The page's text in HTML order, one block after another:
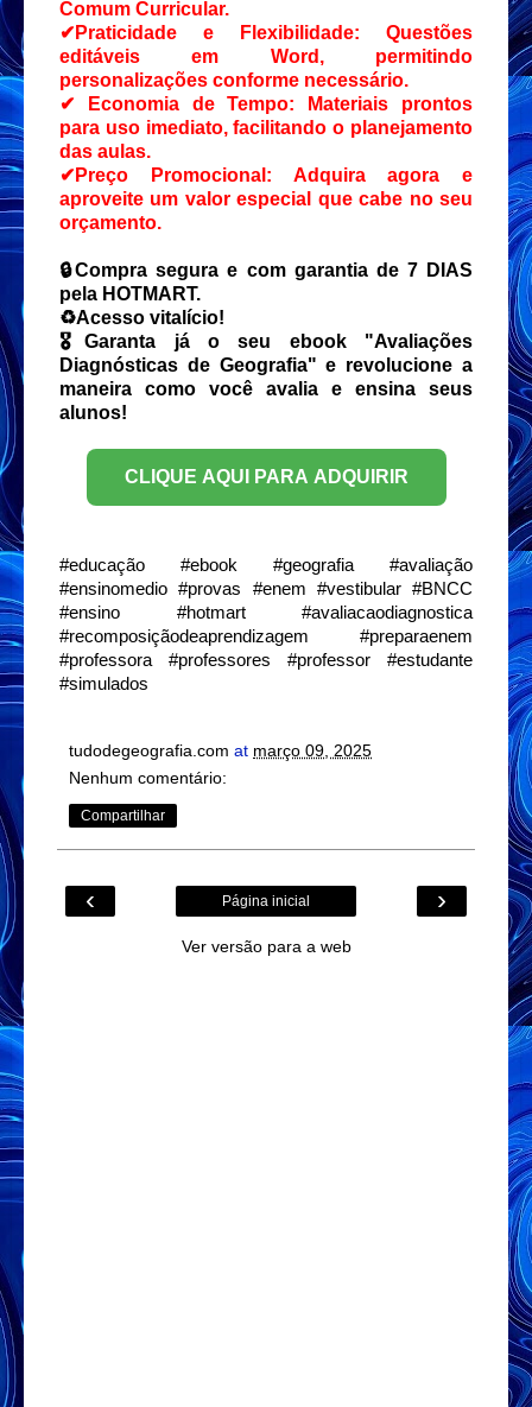
Comum Curricular.
✔Praticidade e Flexibilidade: Questões
editáveis em Word, permitindo
personalizações conforme necessário.
✔ Economia de Tempo: Materiais prontos
para uso imediato, facilitando o planejamento
das aulas.
✔Preço Promocional: Adquira agora e
aproveite um valor especial que cabe no seu
orçamento.
🔒Compra segura e com garantia de 7 DIAS
pela HOTMART.
♻️Acesso vitalício!
🎖Garanta já o seu ebook "Avaliações
Diagnósticas de Geografia" e revolucione a
maneira como você avalia e ensina seus
alunos!
CLIQUE AQUI PARA ADQUIRIR
#educação #ebook #geografia
#avaliação
#ensinomedio #provas #enem #vestibular #BNCC
#ensino
#hotmart
#avaliacaodiagnostica
#recomposiçãodeaprendizagem
#preparaenem
#professora
#professores #professor
#estudante
#simulados
tudodegeografia.com at março 09, 2025
Nenhum comentário:
Compartilhar
‹ ›
Página inicial
Ver versão para a web